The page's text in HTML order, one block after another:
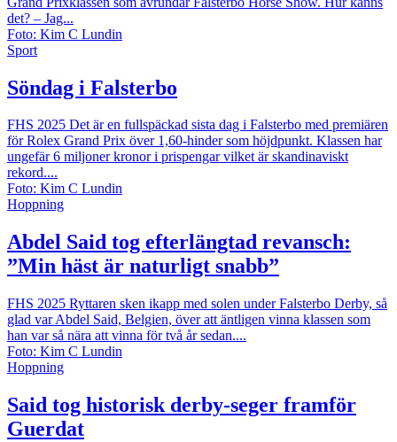
det? – Jag...
Foto: Kim C Lundin
Sport
Söndag i Falsterbo
FHS 2025 Det är en fullspäckad sista dag i Falsterbo med premiären
för Rolex Grand Prix över 1,60-hinder som höjdpunkt. Klassen har
ungefär 6 miljoner kronor i prispengar vilket är skandinaviskt
rekord....
Foto: Kim C Lundin
Hoppning
Abdel Said tog efterlängtad revansch:
”Min häst är naturligt snabb”
FHS 2025 Ryttaren sken ikapp med solen under Falsterbo Derby, så
glad var Abdel Said, Belgien, över att äntligen vinna klassen som
han var så nära att vinna för två år sedan....
Foto: Kim C Lundin
Hoppning
Said tog historisk derby-seger framför
Guerdat